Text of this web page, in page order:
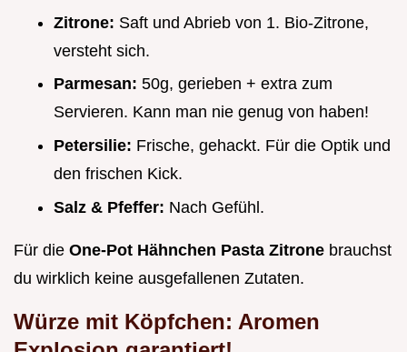
Zitrone: Saft und Abrieb von 1. Bio-Zitrone,
versteht sich.
Parmesan: 50g, gerieben + extra zum
Servieren. Kann man nie genug von haben!
Petersilie: Frische, gehackt. Für die Optik und
den frischen Kick.
Salz & Pfeffer: Nach Gefühl.
Für die One-Pot Hähnchen Pasta Zitrone brauchst
du wirklich keine ausgefallenen Zutaten.
Würze mit Köpfchen: Aromen